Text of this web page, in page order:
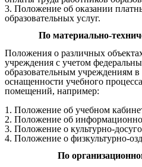
3. Положение об оказании
образовательных услуг.
По материально-
Положения о различных
учреждения с учетом
образовательным учреждениям
оснащенности учебного
помещений, например:
1. Положение об учебном
2. Положение об
3. Положение о культурно-
4. Положение о физкультурно-
По